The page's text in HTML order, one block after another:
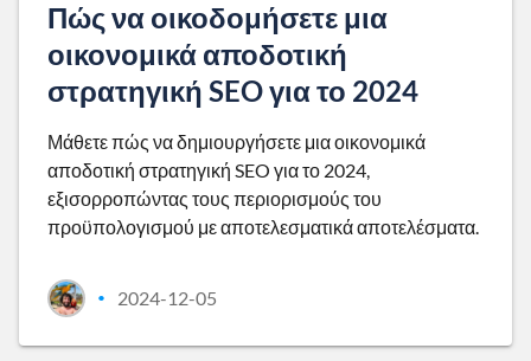
Πώς να οικοδομήσετε μια
οικονομικά αποδοτική
στρατηγική SEO για το 2024
Μάθετε πώς να δημιουργήσετε μια οικονομικά
αποδοτική στρατηγική SEO για το 2024,
εξισορροπώντας τους περιορισμούς του
προϋπολογισμού με αποτελεσματικά αποτελέσματα.
• 2024-12-05